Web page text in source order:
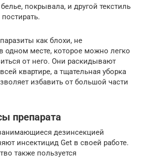
покрывала, и другой текстиль
как блохи, не
одном месте, которое можно легко
от него. Они раскидывают
квартире, а тщательная уборка
избавить от большой части
препарата
дезинсекцией
инсектицид Get в своей работе.
также пользуется